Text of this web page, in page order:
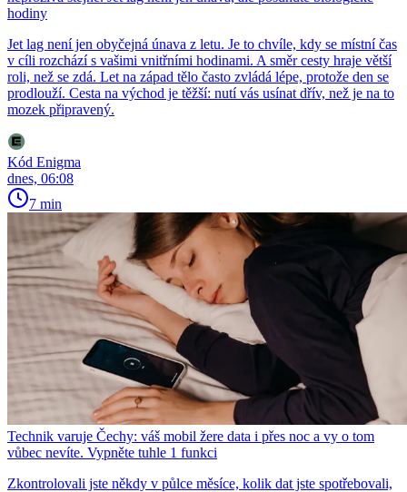
hodiny
Jet lag není jen obyčejná únava z letu. Je to chvíle, kdy se místní čas
v cíli rozchází s vašimi vnitřními hodinami. A směr cesty hraje větší
roli, než se zdá. Let na západ tělo často zvládá lépe, protože den se
prodlouží. Cesta na východ je těžší: nutí vás usínat dřív, než je na to
mozek připravený.
Kód Enigma
dnes, 06:08
7 min
Technik varuje Čechy: váš mobil žere data i přes noc a vy o tom
vůbec nevíte. Vypněte tuhle 1 funkci
Zkontrolovali jste někdy v půlce měsíce, kolik dat jste spotřebovali,